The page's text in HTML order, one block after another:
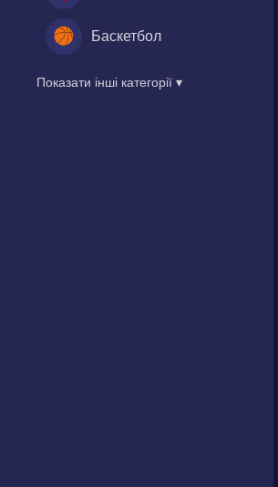
Баскетбол
Показати інші категорії ▾